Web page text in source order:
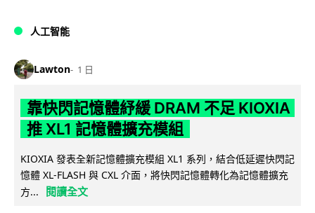
人工智能
Lawton 1 日
靠快閃記憶體紓緩 DRAM 不足 KIOXIA
推 XL1 記憶體擴充模組
KIOXIA 發表全新記憶體擴充模組 XL1 系列，結合低延遲快閃記
憶體 XL-FLASH 與 CXL 介面，將快閃記憶體轉化為記憶體擴充
方...
閱讀全文